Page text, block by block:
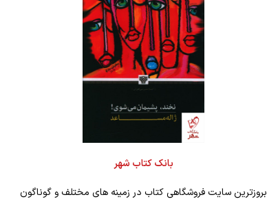
بانک کتاب شهر
بروزترین سایت فروشگاهی کتاب در زمینه های مختلف و گوناگون